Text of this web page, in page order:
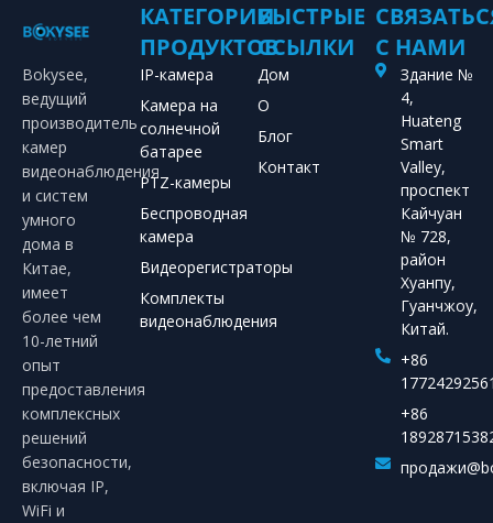
Bokysee,
ведущий
производитель
камер
видеонаблюдения
и систем
умного
дома в
Китае,
имеет
более чем
10-летний
опыт
предоставления
комплексных
решений
безопасности,
включая IP,
WiFi и
КАТЕГОРИИ
ПРОДУКТОВ
IP-камера
Камера на
солнечной
батарее
PTZ-камеры
Беспроводная
камера
Видеорегистраторы
Комплекты
видеонаблюдения
БЫСТРЫЕ
ССЫЛКИ
Дом
О
Блог
Контакт
С НАМИ
Здание №
4,
Huateng
Smart
Valley,
проспект
Кайчуан
№ 728,
район
Хуанпу,
Гуанчжоу,
Китай.
+86
+86